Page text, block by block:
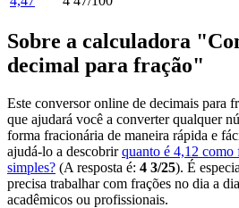
Sobre a calculadora
decimal para fração"
Este conversor online de decimais para
que ajudará você a converter qualquer
forma fracionária de maneira rápida e
ajudá-lo a descobrirquanto é 4,12 como
simples? (A resposta é: 4 3/25). É
precisa trabalhar com frações no dia a
acadêmicos ou profissionais.